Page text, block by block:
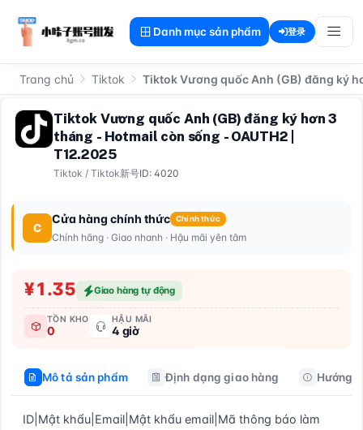
Danh mục sản phẩm 登录
Trang chủ Tiktok Tiktok Vương quốc Anh (GB) đăng ký
Tiktok Vương quốc Anh (GB) đăng ký hơn 3
tháng - Hotmail còn sống - OAUTH2 |
T12.2025
Tiktok / Tiktok新号ID: 4020
C
Cửa hàng chính thức Chính thức
Chính hãng · Giao nhanh · Hậu mãi yên tâm
¥1.35 Giao hàng tự động
TỒN KHO
0
HẬU MÃI
4 giờ
Mô tả sản phẩm Định dạng giao hàng Hướng
ID|Mật khẩu|Email|Mật khẩu email|Mã thông báo làm